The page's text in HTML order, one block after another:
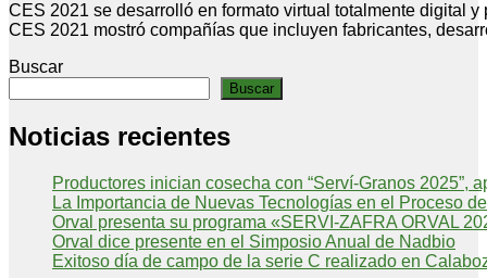
CES 2021 se desarrolló en formato virtual totalmente digital
CES 2021 mostró compañías que incluyen fabricantes,
Buscar
Buscar
Noticias recientes
Productores inician cosecha con “Serví-Granos 2025”,
La Importancia de Nuevas Tecnologías en el Proceso
Orval presenta su programa «SERVI-ZAFRA ORVAL
Orval dice presente en el Simposio Anual de Nadbio
Exitoso día de campo de la serie C realizado en